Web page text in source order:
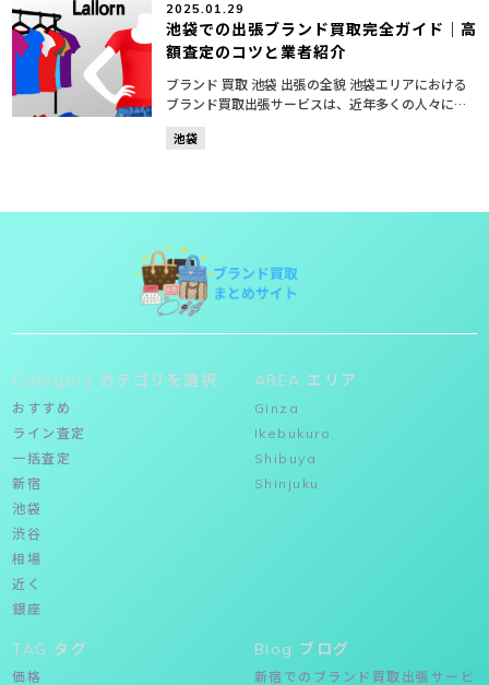
2025.01.29
池袋での出張ブランド買取完全ガイド｜高
額査定のコツと業者紹介
ブランド 買取 池袋 出張の全貌 池袋エリアにおける
ブランド買取出張サービスは、近年多くの人々に利
用されています。このサービスは、自宅やオフィス
の近くで優れたブランド商品の買取を行う便利な方
池袋
Category カテゴリを選択
おすすめ
ライン査定
一括査定
新宿
池袋
渋谷
相場
近く
銀座
AREA エリア
Ginza
Ikebukuro
Shibuya
Shinjuku
TAG タグ
価格
Blog ブログ
新宿でのブランド買取出張サービ